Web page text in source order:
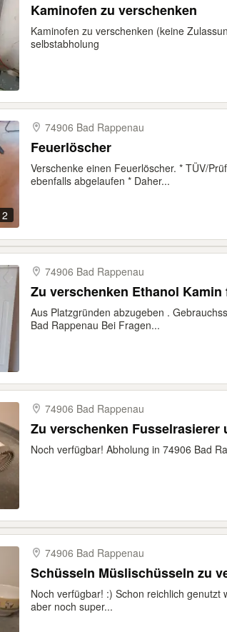
Kaminofen zu verschenken
Kaminofen zu verschenken (keine
selbstabholung
2
74906 Bad Rappenau
Feuerlöscher
Verschenke einen Feuerlöscher. * TÜV/
ebenfalls abgelaufen * Daher...
74906 Bad Rappenau
Zu verschenken Ethanol
Aus Platzgründen abzugeben .
Bad Rappenau Bei Fragen...
74906 Bad Rappenau
Zu verschenken
Noch verfügbar! Abholung in 74906 Bad
74906 Bad Rappenau
Schüsseln Müslischüsseln zu
Noch verfügbar! :) Schon reichlich genutzt
aber noch super...